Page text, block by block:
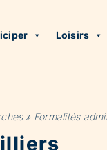
Loisirs
» Formalités